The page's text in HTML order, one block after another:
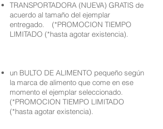
TRANSPORTADORA (NUEVA) GRATIS de
acuerdo al tamaño del ejemplar
entregado. (*PROMOCION TIEMPO
LIMITADO (*hasta agotar existencia).
un BULTO DE ALIMENTO pequeño según
la marca de alimento que come en ese
momento el ejemplar seleccionado.
(*PROMOCION TIEMPO LIMITADO
(*hasta agotar existencia).